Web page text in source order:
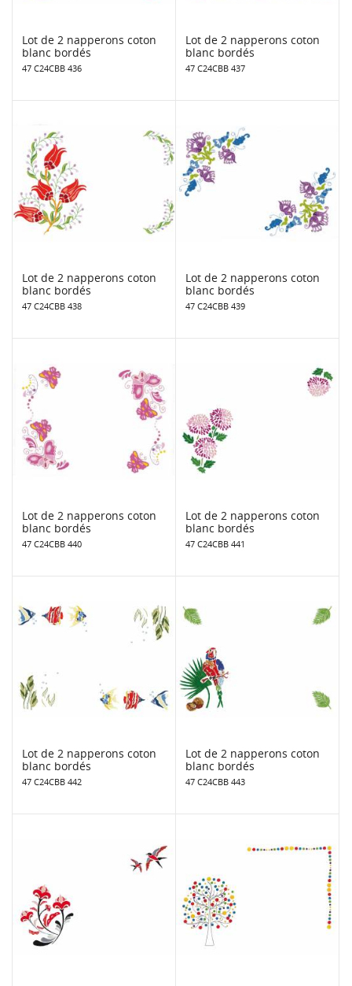
Lot de 2 napperons coton
blanc bordés
47 C24CBB 436
Lot de 2 napperons coton
blanc bordés
47 C24CBB 437
Lot de 2 napperons coton
blanc bordés
47 C24CBB 438
Lot de 2 napperons coton
blanc bordés
47 C24CBB 439
Lot de 2 napperons coton
blanc bordés
47 C24CBB 440
Lot de 2 napperons coton
blanc bordés
47 C24CBB 441
Lot de 2 napperons coton
blanc bordés
47 C24CBB 442
Lot de 2 napperons coton
blanc bordés
47 C24CBB 443